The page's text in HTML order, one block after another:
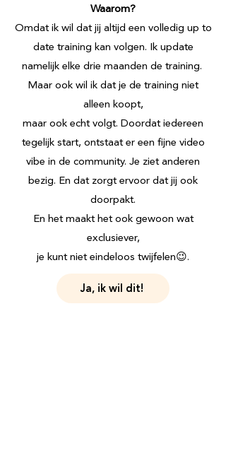
Waarom?
Omdat ik wil dat jij altijd een volledig up to
date training kan volgen. Ik update
namelijk elke drie maanden de training.
Maar ook wil ik dat je de training niet
alleen koopt,
maar ook echt volgt. Doordat iedereen
tegelijk start, ontstaat er een fijne video
vibe in de community. Je ziet anderen
bezig. En dat zorgt ervoor dat jij ook
doorpakt.
En het maakt het ook gewoon wat
exclusiever,
je kunt niet eindeloos twijfelen😉.
Ja, ik wil dit!